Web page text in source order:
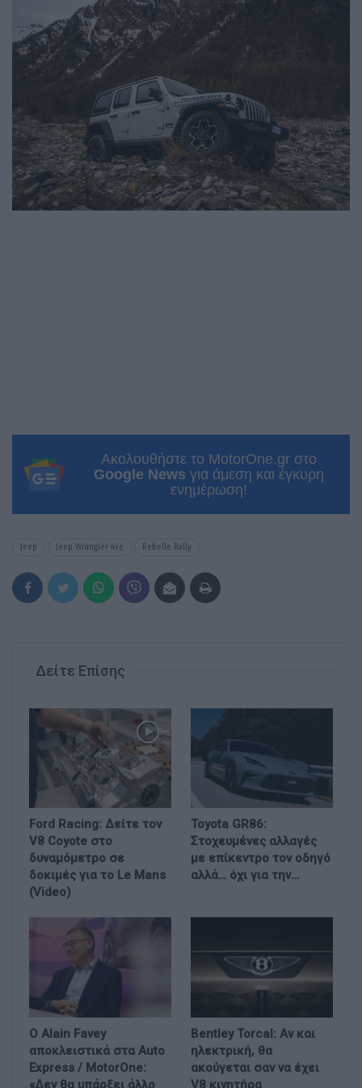
Ακολουθήστε το MotorOne.gr στο
Google News για άμεση και έγκυρη
ενημέρωση!
Jeep Jeep Wrangler 4xe Rebelle Rally
Δείτε Επίσης
Ford Racing: Δείτε τον
V8 Coyote στο
δυναμόμετρο σε
δοκιμές για το Le Mans
(Video)
Toyota GR86:
Στοχευμένες αλλαγές
με επίκεντρο τον οδηγό
αλλά… όχι για την…
Ο Alain Favey
αποκλειστικά στα Auto
Express / MotorOne:
«Δεν θα υπάρξει άλλο
Bentley Torcal: Αν και
ηλεκτρική, θα
ακούγεται σαν να έχει
V8 κινητήρα